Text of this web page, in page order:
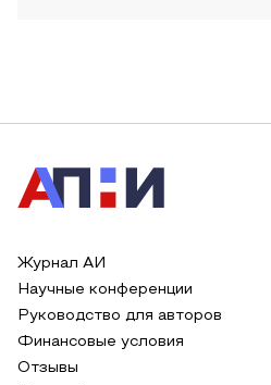
Журнал АИ
Научные конференции
Руководство для авторов
Финансовые условия
Отзывы